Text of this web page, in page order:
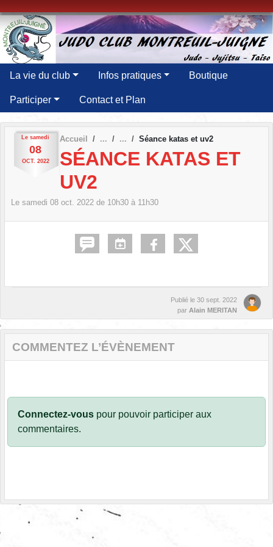
La vie du club Infos pratiques Boutique
Participer Contact et Plan
Le samedi
08
OCT. 2022
Accueil Séance katas et uv2
SÉANCE KATAS ET
UV2
Le samedi 08 oct. 2022 de 10h30 à 11h30
Publié le 30 sept. 2022
par Alain MERITAN
COMMENTEZ L’ÉVÈNEMENT
Connectez-vous pour pouvoir participer aux
commentaires.